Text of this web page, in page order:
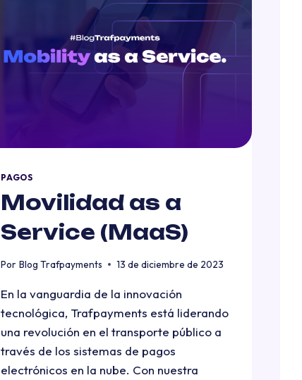
PAGOS
Movilidad as a
Service (MaaS)
Por Blog Trafpayments 13 de diciembre de 2023
En la vanguardia de la innovación
tecnológica, Trafpayments está liderando
una revolución en el transporte público a
través de los sistemas de pagos
electrónicos en la nube. Con nuestra